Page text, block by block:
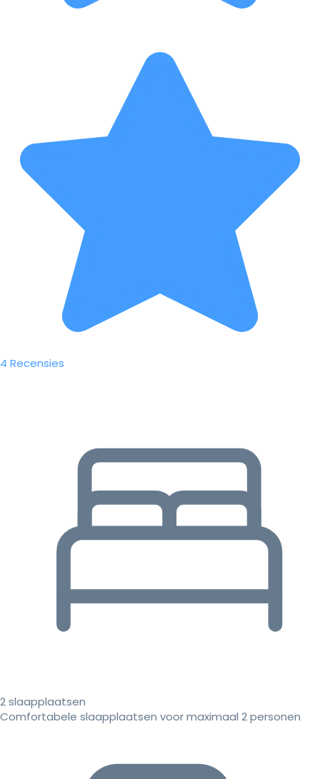
4 Recensies
2 slaapplaatsen
Comfortabele slaapplaatsen voor maximaal 2 personen